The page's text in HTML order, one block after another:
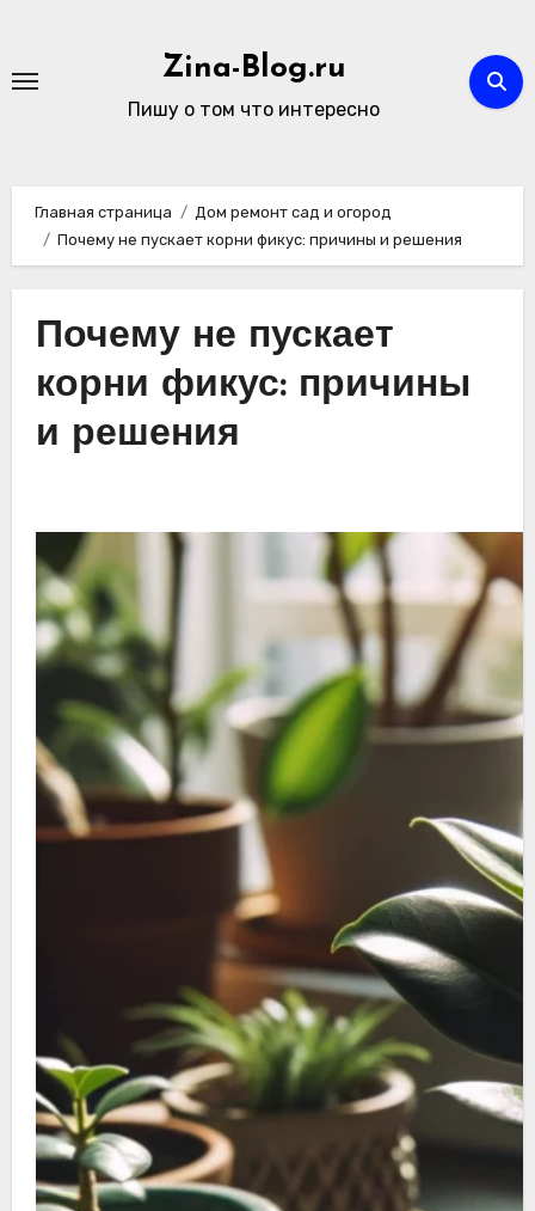
содержимому
Zina-Blog.ru
Пишу о том что интересно
Главная страница
Дом ремонт сад и огород
Почему не пускает корни фикус: причины и решения
Почему не пускает
корни фикус: причины
и решения